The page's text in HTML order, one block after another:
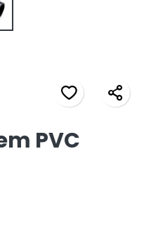
PVC